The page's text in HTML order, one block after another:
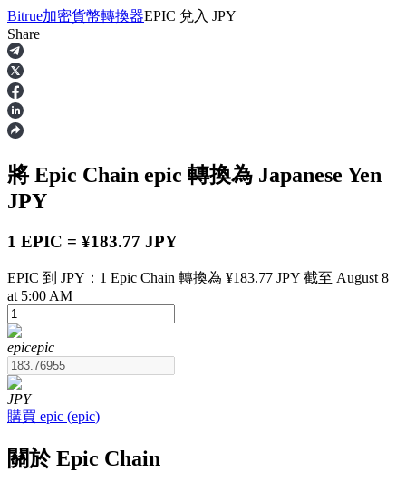
合約
USDT永續
多種以USDT結算的永續合約
Bitrue加密貨幣轉換器EPIC 兌入 JPY
Share
將 Epic Chain epic 轉換為 Japanese Yen
JPY
1 EPIC = ¥183.77 JPY
EPIC 到 JPY：1 Epic Chain 轉換為 ¥183.77 JPY 截至 August 8
at 5:00 AM
epicepic
JPY
購買 epic (epic)
關於 Epic Chain